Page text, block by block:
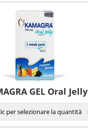
GEL Oral Jelly